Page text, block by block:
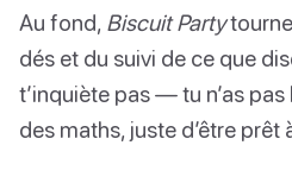
Au fond, Biscuit Party
dés et du suivi de ce que
t’inquiète pas — tu n’as pas
des maths, juste d’être prêt